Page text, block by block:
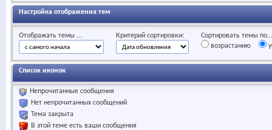
Настройка отображения тем
Отображать темы ... Критерий сортировки:
Сортировать темы по...
возрастанию
Список иконок
Непрочитанные сообщения
Нет непрочитанных сообщений
Тема закрыта
В этой теме есть ваши сообщения